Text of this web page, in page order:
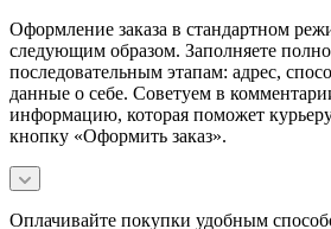
Оформление заказа в стандартном
следующим образом. Заполняете
последовательным этапам: адрес,
данные о себе. Советуем в
информацию, которая поможет
кнопку «Оформить заказ».
Оплачивайте покупки удобным